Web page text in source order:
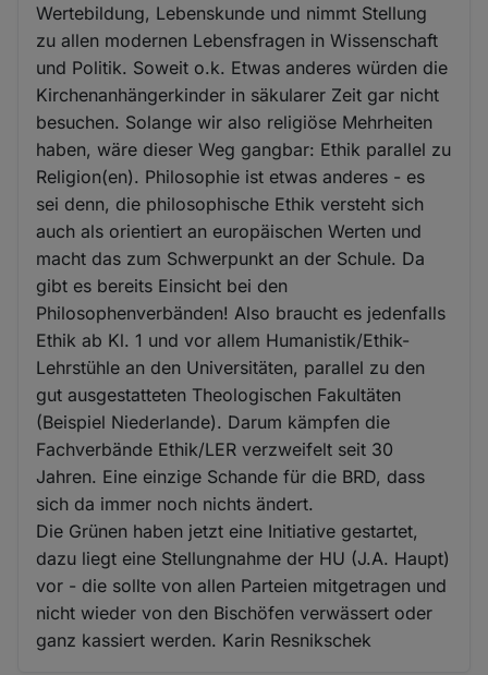
Wertebildung, Lebenskunde und nimmt Stellung
zu allen modernen Lebensfragen in Wissenschaft
und Politik. Soweit o.k. Etwas anderes würden die
Kirchenanhängerkinder in säkularer Zeit gar nicht
besuchen. Solange wir also religiöse Mehrheiten
haben, wäre dieser Weg gangbar: Ethik parallel zu
Religion(en). Philosophie ist etwas anderes - es
sei denn, die philosophische Ethik versteht sich
auch als orientiert an europäischen Werten und
macht das zum Schwerpunkt an der Schule. Da
gibt es bereits Einsicht bei den
Philosophenverbänden! Also braucht es jedenfalls
Ethik ab Kl. 1 und vor allem Humanistik/Ethik-
Lehrstühle an den Universitäten, parallel zu den
gut ausgestatteten Theologischen Fakultäten
(Beispiel Niederlande). Darum kämpfen die
Fachverbände Ethik/LER verzweifelt seit 30
Jahren. Eine einzige Schande für die BRD, dass
sich da immer noch nichts ändert.
Die Grünen haben jetzt eine Initiative gestartet,
dazu liegt eine Stellungnahme der HU (J.A. Haupt)
vor - die sollte von allen Parteien mitgetragen und
nicht wieder von den Bischöfen verwässert oder
ganz kassiert werden. Karin Resnikschek